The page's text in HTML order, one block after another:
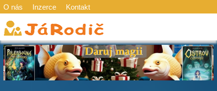
O nás Inzerce Kontakt